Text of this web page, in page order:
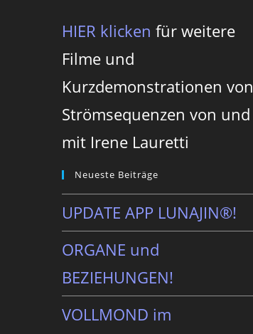
HIER klicken für weitere
Filme und
Kurzdemonstrationen von
Strömsequenzen von und
mit Irene Lauretti
Neueste Beiträge
UPDATE APP LUNAJIN®!
ORGANE und
BEZIEHUNGEN!
VOLLMOND im